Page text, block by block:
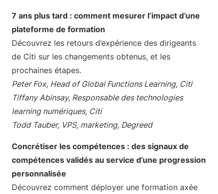
7 ans plus tard : comment mesurer l’impact d’une
plateforme de formation
Découvrez les retours d’expérience des dirigeants
de Citi sur les changements obtenus, et les
prochaines étapes.
Peter Fox, Head of Global Functions Learning, Citi
Tiffany Abinsay, Responsable des technologies
learning numériques, Citi
Todd Tauber, VPS, marketing, Degreed
Concrétiser les compétences : des signaux de
compétences validés au service d’une progression
personnalisée
Découvrez comment déployer une formation axée